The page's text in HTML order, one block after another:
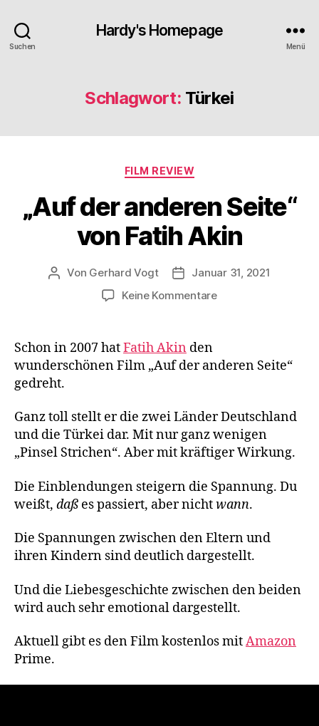
Suchen
Hardy's Homepage
Menü
Schlagwort: Türkei
Kategorien
FILM REVIEW
„Auf der anderen Seite“
von Fatih Akin
Beitragsautor
Von Gerhard Vogt Veröffentlichungsdatum
Januar 31, 2021
Keine Kommentarezu
Seite“
von
Schon in 2007 hatFatih Akin den
wunderschönen Film „Auf der anderen Seite“
gedreht.
Ganz toll stellt er die zwei Länder Deutschland
und die Türkei dar. Mit nur ganz wenigen
„Pinsel Strichen“. Aber mit kräftiger Wirkung.
Die Einblendungen steigern die Spannung. Du
weißt, daß es passiert, aber nichtwann.
Die Spannungen zwischen den Eltern und
ihren Kindern sind deutlich dargestellt.
Und die Liebesgeschichte zwischen den beiden
wird auch sehr emotional dargestellt.
Aktuell gibt es den Film kostenlos mitAmazon
Prime.